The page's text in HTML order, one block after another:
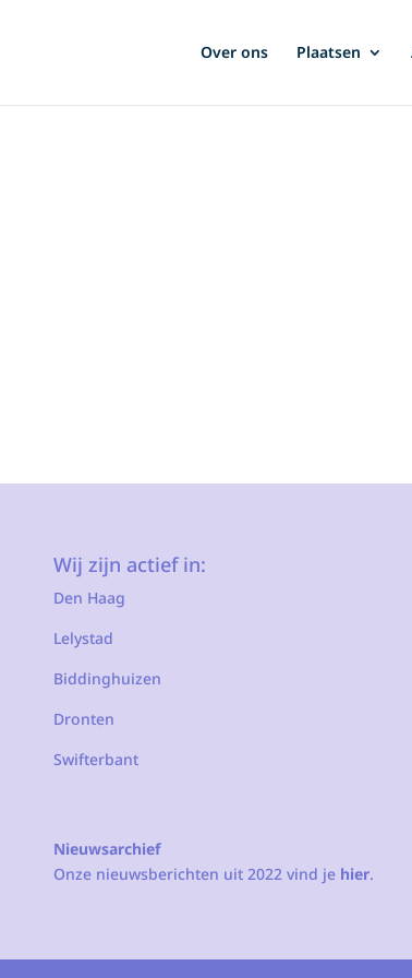
Over ons Plaatsen
Wij zijn actief in:
Den Haag
Lelystad
Biddinghuizen
Dronten
Swifterbant
Nieuwsarchief
Onze nieuwsberichten uit 2022 vind je hier.